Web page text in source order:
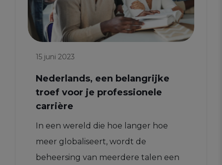
15 juni 2023
Nederlands, een belangrijke
troef voor je professionele
carrière
In een wereld die hoe langer hoe
meer globaliseert, wordt de
beheersing van meerdere talen een